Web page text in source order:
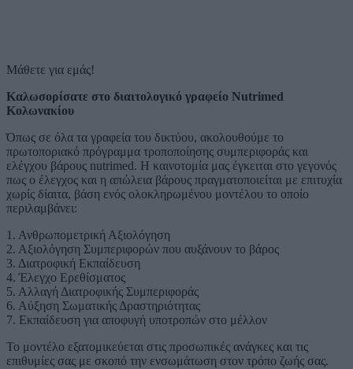
Μάθετε για εμάς!
Καλωσορίσατε στο διαιτολογικό γραφείο Nutrimed
Κολωνακίου
Όπως σε όλα τα γραφεία του δικτύου, ακολουθούμε το
πρωτοποριακό πρόγραμμα τροποποίησης συμπεριφοράς και
ελέγχου βάρους nutrimed. Η καινοτομία μας έγκειται στο γεγονός
πως ο έλεγχος και η απώλεια βάρους πραγματοποιείται με επιτυχία
χωρίς δίαιτα, βάση ενός ολοκληρωμένου μοντέλου το οποίο
περιλαμβάνει:
1. Ανθρωπομετρική Αξιολόγηση
2. Αξιολόγηση Συμπεριφορών που αυξάνουν το βάρος
3. Διατροφική Εκπαίδευση
4. Έλεγχο Ερεθίσματος
5. Αλλαγή Διατροφικής Συμπεριφοράς
6. Αύξηση Σωματικής Δραστηριότητας
7. Εκπαίδευση για αποφυγή υποτροπών στο μέλλον
Το μοντέλο εξατομικεύεται στις προσωπικές ανάγκες και τις
επιθυμίες σας με σκοπό την ενσωμάτωση στον τρόπο ζωής σας.